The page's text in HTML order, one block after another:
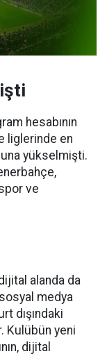
hesabının
liglerinde en
yükselmişti.
ve
alanda da
medya
dışındaki
Kulübün yeni
dijital